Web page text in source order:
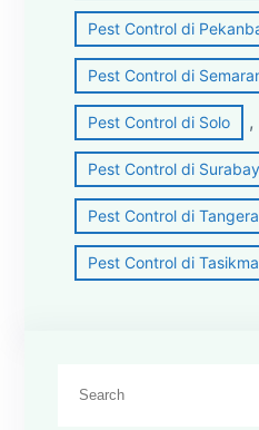
Pest Control di
Pest Control di
Pest Control di Solo ,
Pest Control di
Pest Control di
Pest Control di